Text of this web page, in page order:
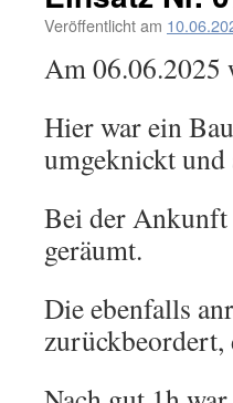
Veröffentlicht am
Am 06.06.2025
Hier war ein
umgeknickt und
Bei der Ankunft
geräumt.
Die ebenfalls